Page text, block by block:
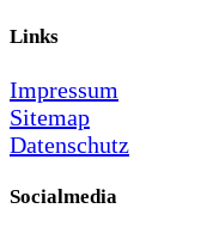
Links
Impressum
Sitemap
Datenschutz
Socialmedia